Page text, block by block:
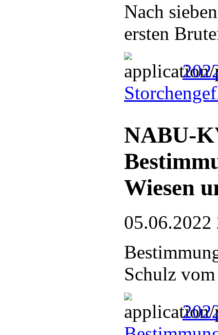
Nach
ersten
NABU-
Wiesen
05.06.2022
Schulz